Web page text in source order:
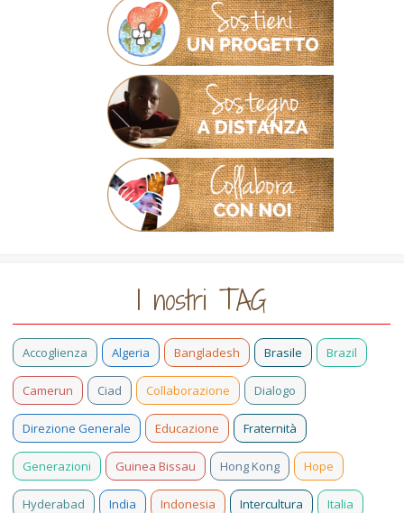
I nostri TAG
Accoglienza Algeria Bangladesh Brasile Brazil
Camerun Ciad Collaborazione Dialogo
Direzione Generale Educazione Fraternità
Generazioni Guinea Bissau Hong Kong Hope
Hyderabad India Indonesia Intercultura Italia